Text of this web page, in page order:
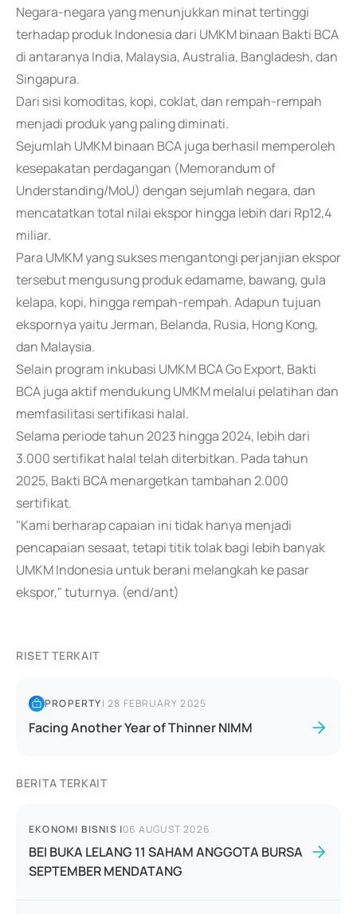
Negara-negara yang menunjukkan minat tertinggi
terhadap produk Indonesia dari UMKM binaan Bakti BCA
di antaranya India, Malaysia, Australia, Bangladesh, dan
Singapura.
Dari sisi komoditas, kopi, coklat, dan rempah-rempah
menjadi produk yang paling diminati.
Sejumlah UMKM binaan BCA juga berhasil memperoleh
kesepakatan perdagangan (Memorandum of
Understanding/MoU) dengan sejumlah negara, dan
mencatatkan total nilai ekspor hingga lebih dari Rp12,4
miliar.
Para UMKM yang sukses mengantongi perjanjian ekspor
tersebut mengusung produk edamame, bawang, gula
kelapa, kopi, hingga rempah-rempah. Adapun tujuan
ekspornya yaitu Jerman, Belanda, Rusia, Hong Kong,
dan Malaysia.
Selain program inkubasi UMKM BCA Go Export, Bakti
BCA juga aktif mendukung UMKM melalui pelatihan dan
memfasilitasi sertifikasi halal.
Selama periode tahun 2023 hingga 2024, lebih dari
3.000 sertifikat halal telah diterbitkan. Pada tahun
2025, Bakti BCA menargetkan tambahan 2.000
sertifikat.
"Kami berharap capaian ini tidak hanya menjadi
pencapaian sesaat, tetapi titik tolak bagi lebih banyak
UMKM Indonesia untuk berani melangkah ke pasar
ekspor," tuturnya. (end/ant)
RISET TERKAIT
PROPERTY|28 FEBRUARY 2025
Facing Another Year of Thinner NIMM
BERITA TERKAIT
EKONOMI BISNIS |06 AUGUST 2026
BEI BUKA LELANG 11 SAHAM ANGGOTA BURSA
SEPTEMBER MENDATANG